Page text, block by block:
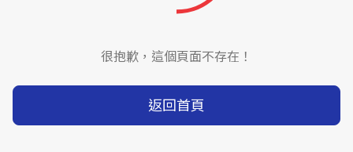
很抱歉，這個頁面不存在！
返回首頁